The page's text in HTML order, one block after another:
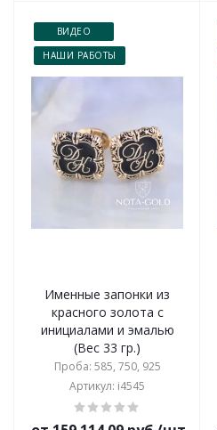
ВИДЕО
НАШИ РАБОТЫ
Именные запонки из
красного золота с
инициалами и эмалью
(Вес 33 гр.)
Проба: 585, 750, 925
Артикул: i4545